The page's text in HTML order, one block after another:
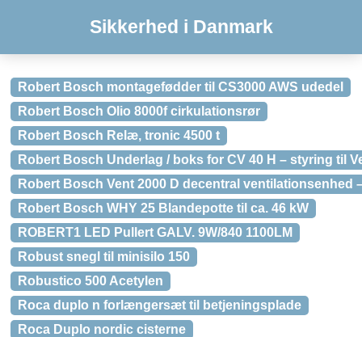
Sikkerhed i Danmark
Robert Bosch montagefødder til CS3000 AWS udedel
Robert Bosch Olio 8000f cirkulationsrør
Robert Bosch Relæ, tronic 4500 t
Robert Bosch Underlag / boks for CV 40 H – styring til
Robert Bosch Vent 2000 D decentral ventilationsenhed
Robert Bosch WHY 25 Blandepotte til ca. 46 kW
ROBERT1 LED Pullert GALV. 9W/840 1100LM
Robust snegl til minisilo 150
Robustico 500 Acetylen
Roca duplo n forlængersæt til betjeningsplade
Roca Duplo nordic cisterne